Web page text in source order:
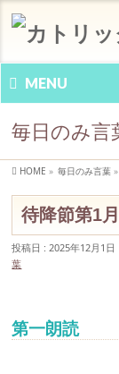
MENU
毎日のみ言
HOME » 毎日のみ言葉 »
待降節第1
投稿日 : 2025年12月1日
葉
第一朗読